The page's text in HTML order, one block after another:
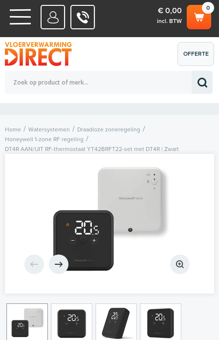
WATERSYSTEMEN
ELEKTRISCHE SYSTEMEN
0
€ 0,00
incl. BTW
Totaalbedrag (incl. BTW) € 0,00
OFFERTE
AANVRAGEN
Home Watersystemen
Draadloze zoneregeling
Honeywell 1-zone RF regeling
DT4R AAN/UIT RF-thermostaat YT42BRFT22-set met DT4R | Zwart